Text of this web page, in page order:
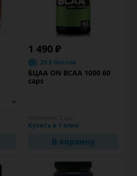
1 490 ₽
29.8 баллов
БЦАА ON BCAA 1000 60
caps
Купить в 1 клик
В корзину